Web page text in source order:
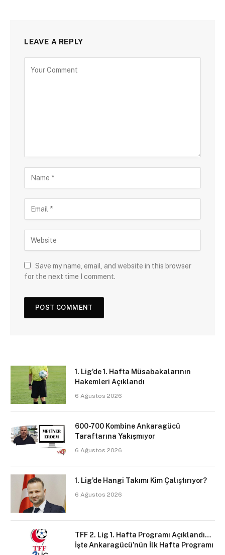
LEAVE A REPLY
Save my name, email, and website in this browser
for the next time I comment.
1. Lig’de 1. Hafta Müsabakalarının
Hakemleri Açıklandı
6 Ağustos 2026
600-700 Kombine Ankaragücü
Taraftarına Yakışmıyor
6 Ağustos 2026
1. Lig’de Hangi Takımı Kim Çalıştırıyor?
6 Ağustos 2026
TFF 2. Lig 1. Hafta Programı Açıklandı…
İşte Ankaragücü’nün İlk Hafta Programı